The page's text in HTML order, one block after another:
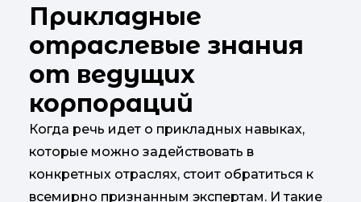
Прикладные
отраслевые знания
от ведущих
корпораций
Когда речь идет о прикладных навыках,
которые можно задействовать в
конкретных отраслях, стоит обратиться к
всемирно признанным экспертам. И такие